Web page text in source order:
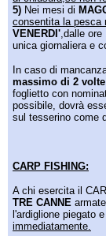
5) Nei mesi di
consentita la pesca
VENERDI',dalle ore
unica giornaliera e
In caso di
massimo di 2
foglietto con
possibile, dovrà
sul tesserino come
CARP FISHING:
A chi esercita il
TRE CANNE
l'ardiglione piegato
immediatamente.